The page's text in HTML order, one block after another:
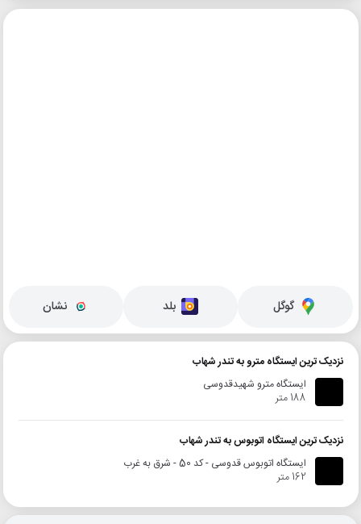
گوگل بلد نشان
نزدیک ترین ایستگاه مترو به تندر شهاب
ایستگاه مترو شهیدقدوسی
188 متر
نزدیک ترین ایستگاه اتوبوس به تندر شهاب
ایستگاه اتوبوس قدوسی - کد 50 - شرق به غرب
162 متر